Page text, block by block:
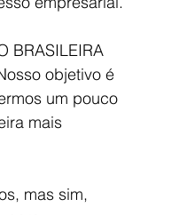
BRASILEIRA
objetivo é
um pouco
mais
mas sim,